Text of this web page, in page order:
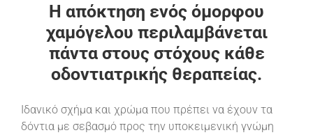
Η απόκτηση ενός όμορφου
χαμόγελου περιλαμβάνεται
πάντα στους στόχους κάθε
οδοντιατρικής θεραπείας.
Ιδανικό σχήμα και χρώμα που πρέπει να έχουν τα
δόντια με σεβασμό προς την υποκειμενική γνώμη